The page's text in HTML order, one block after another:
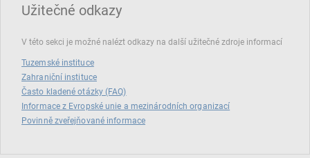
Užitečné odkazy
V této sekci je možné nalézt odkazy na další užitečné zdroje informací
Tuzemské instituce
Zahraniční instituce
Často kladené otázky (FAQ)
Informace z Evropské unie a mezinárodních organizací
Povinně zveřejňované informace